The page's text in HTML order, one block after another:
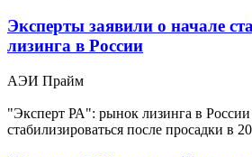
Эксперты заявили о начале
лизинга в России
АЭИ Прайм
"Эксперт РА": рынок лизинга в России
стабилизироваться после просадки в